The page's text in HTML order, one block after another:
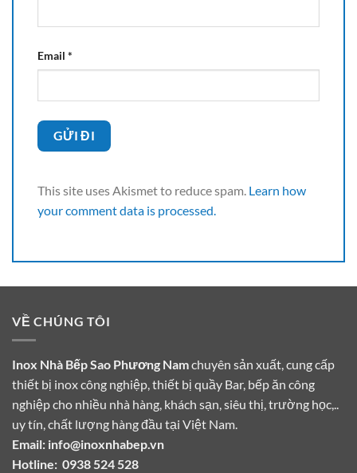
Email *
This site uses Akismet to reduce spam. Learn how
your comment data is processed.
VỀ CHÚNG TÔI
Inox Nhà Bếp Sao Phương Namchuyên sản xuất, cung cấp
thiết bị inox công nghiệp, thiết bị quầy Bar, bếp ăn công
nghiệp cho nhiều nhà hàng, khách sạn, siêu thị, trường học,..
uy tín, chất lượng hàng đầu tại Việt Nam.
Email: info@inoxnhabep.vn
Hotline: 0938 524 528